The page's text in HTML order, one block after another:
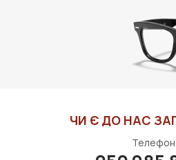
ДО
ЧИ Є ДО НАС